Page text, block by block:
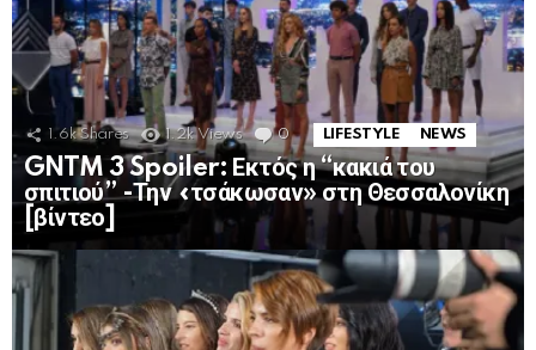
1.6k Shares 1.2k Views 0 Comments
LIFESTYLE NEWS
GNTM 3 Spoiler: Εκτός η “κακιά του
σπιτιού” -Την «τσάκωσαν» στη Θεσσαλονίκη
[βίντεο]